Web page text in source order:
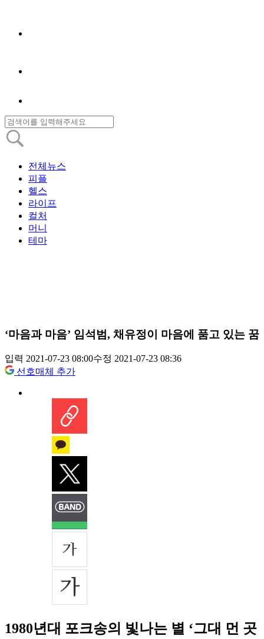
전체뉴스
피플
헬스
라이프
컬처
머니
테마
‘마음과 마음’ 임석범, 채유정이 마음에 품고 있는 꿈
입력 2021-07-23 08:00수정 2021-07-23 08:36
선호매체 추가
1980년대 포크송의 빛나는 별 ‘그대 먼 곳